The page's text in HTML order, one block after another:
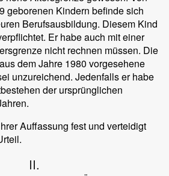
geborenen Kindern befinde sich
Berufsausbildung. Diesem Kind
Er habe auch mit einer
nicht rechnen müssen. Die
dem Jahre 1980 vorgesehene
unzureichend. Jedenfalls er habe
der ursprünglichen
Auffassung fest und verteidigt
II.